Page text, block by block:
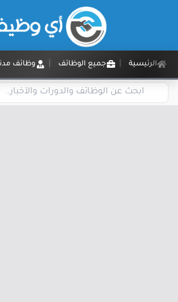
الرئيسية جميع الوظائف وظائف